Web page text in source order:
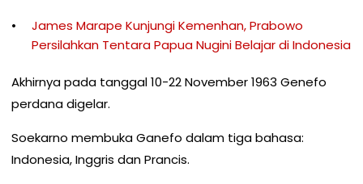
James Marape Kunjungi Kemenhan, Prabowo
Persilahkan Tentara Papua Nugini Belajar di Indonesia
Akhirnya pada tanggal 10-22 November 1963 Genefo
perdana digelar.
Soekarno membuka Ganefo dalam tiga bahasa:
Indonesia, Inggris dan Prancis.